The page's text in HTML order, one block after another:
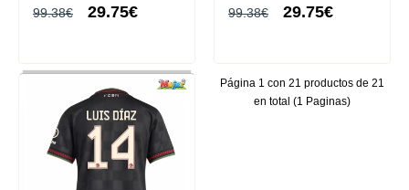
99.38€ 29.75€ 99.38€ 29.75€
Página 1 con 21 productos de 21
en total (1 Paginas)